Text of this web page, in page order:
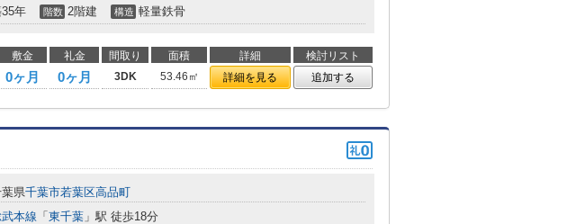
年 階数 2階建 構造 軽量鉄骨
敷金 礼金 間取り 面積 詳細
検討リスト
0ヶ月 0ヶ月 3DK 53.46㎡ 詳細を見る 追加する
県千葉市若葉区高品町
本線 「 東千葉 」駅 徒歩18分